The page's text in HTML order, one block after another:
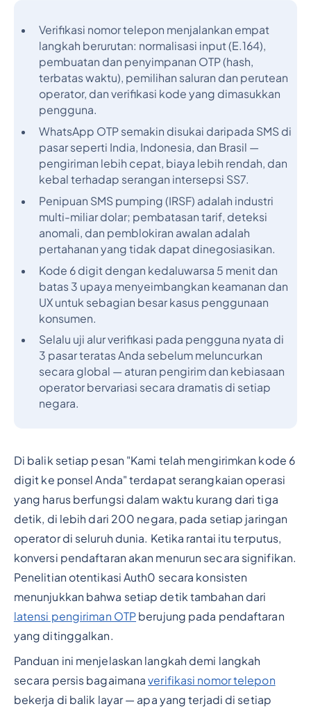
Verifikasi nomor telepon menjalankan empat
langkah berurutan: normalisasi input (E.164),
pembuatan dan penyimpanan OTP (hash,
terbatas waktu), pemilihan saluran dan perutean
operator, dan verifikasi kode yang dimasukkan
pengguna.
WhatsApp OTP semakin disukai daripada SMS di
pasar seperti India, Indonesia, dan Brasil —
pengiriman lebih cepat, biaya lebih rendah, dan
kebal terhadap serangan intersepsi SS7.
Penipuan SMS pumping (IRSF) adalah industri
multi-miliar dolar; pembatasan tarif, deteksi
anomali, dan pemblokiran awalan adalah
pertahanan yang tidak dapat dinegosiasikan.
Kode 6 digit dengan kedaluwarsa 5 menit dan
batas 3 upaya menyeimbangkan keamanan dan
UX untuk sebagian besar kasus penggunaan
konsumen.
Selalu uji alur verifikasi pada pengguna nyata di
3 pasar teratas Anda sebelum meluncurkan
secara global — aturan pengirim dan kebiasaan
operator bervariasi secara dramatis di setiap
negara.
Di balik setiap pesan "Kami telah mengirimkan kode 6
digit ke ponsel Anda" terdapat serangkaian operasi
yang harus berfungsi dalam waktu kurang dari tiga
detik, di lebih dari 200 negara, pada setiap jaringan
operator di seluruh dunia. Ketika rantai itu terputus,
konversi pendaftaran akan menurun secara signifikan.
Penelitian otentikasi Auth0 secara konsisten
menunjukkan bahwa setiap detik tambahan dari
latensi pengiriman OTP berujung pada pendaftaran
yang ditinggalkan.
Panduan ini menjelaskan langkah demi langkah
secara persis bagaimanaverifikasi nomor telepon
bekerja di balik layar — apa yang terjadi di setiap